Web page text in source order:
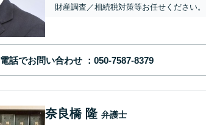
財産調査／相続税対策等お任せください
電話でお問い合わせ
奈良橋 隆 弁護士